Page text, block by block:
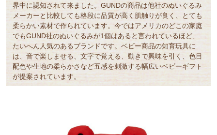
界中に認知されて来ました。GUNDの商品は他社のぬいぐるみ
メーカーと比較しても格段に品質が高く肌触りが良く、とても
柔らかい素材で作られています。今ではアメリカのどこの家庭
でもGUND社のぬいぐるみが1個はあると言われているほど、
たいへん人気のあるブランドです。ベビー商品の知育玩具に
は、音で楽しませる、文字で覚える、動きで興味を引く、色目
配色や生地の柔らかさなど五感を刺激する幅広いベビーギフト
が提案されています。